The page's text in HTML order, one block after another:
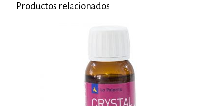
Productos relacionados